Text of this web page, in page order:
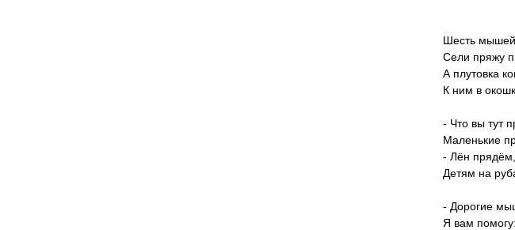
Шесть
Сели пряжу
А плутовка
К ним в
- Что вы тут
Маленькие
- Лён прядём,
Детям на
- Дорогие
Я вам помогу: